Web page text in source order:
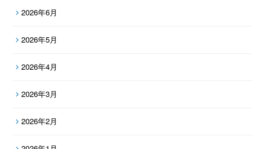
2026年6月
2026年5月
2026年4月
2026年3月
2026年2月